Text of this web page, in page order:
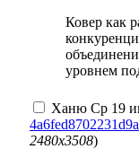
Ковер как
уровнем
Ханю Ср 19
2480x3508)